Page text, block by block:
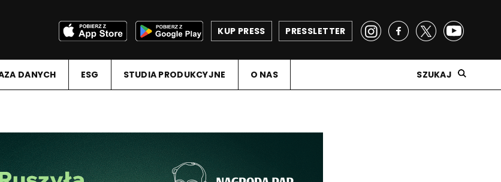
PRESSLETTER
KUP PRESS
DANYCH ESG STUDIA PRODUKCYJNE O NAS SZUKAJ